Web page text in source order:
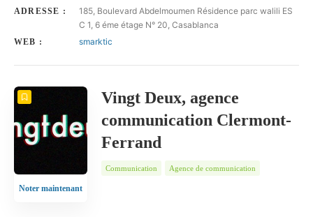
ADRESSE :
185, Boulevard Abdelmoumen Résidence parc walili ES
C 1, 6 éme étage N° 20, Casablanca
WEB : smarktic
Noter maintenant
Vingt Deux, agence
communication Clermont-
Ferrand
Communication Agence de communication